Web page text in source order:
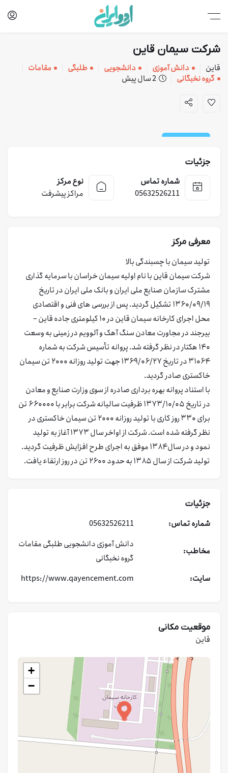
شرکت سیمان قاین
قاین دانش آموزی دانشجویی طلبگی
مقامات
گروه نخبگانی
کارخانه و خدمات
جزئیات
شماره تماس
05632526211
نوع مرکز
مراکز پیشرفت
معرفی مرکز
تولید سیمان با چسبندگی بالا
شرکت سیمان قاین با نام اولیه سیمان خراسان با سرمایه گذاری
مشترک سازمان صنایع ملی ایران و بانک ملی ایران در تاریخ
۱۳۶۰/۰۹/۱۹ تشکیل گردید. پس از بررسی های فنی و اقتصادی
محل اجرای کارخانه سیمان قاین در ۱۰ کیلومتری جاده قاین –
بیرجند در مجاورت معادن سنگ آهک و آلوویم در زمینی به وسعت
۱۴۰ هکتار در نظر گرفته شد. پروانه تأسیس شرکت به شماره
۳۱۰۶۴ در تاریخ ۱۳۶۹/۰۶/۲۷ جهت تولید روزانه ۲۰۰۰ تن سیمان
خاکستری صادر گردید.
با استناد پروانه بهره برداری صادره از سوی وزارت صنایع و معادن
در تاریخ ۱۳۷۳/۱۰/۰۵ ظرفیت سالیانه شرکت برابر با ۶۶۰۰۰۰ تن
برای ۳۳۰ روز کاری با تولید روزانه ۲۰۰۰ تن سیمان خاکستری در
نظر گرفته شده است. شرکت از اواخر سال ۱۳۷۳ آغاز به تولید
نمود و در سال ۱۳۸۴ موفق به اجرای طرح افزایش ظرفیت گردید.
تولید شرکت از سال ۱۳۸۵ به حدود ۲۶۰۰ تن در روز ارتقاء یافت.
جزئیات
شماره تماس: 05632526211
مخاطب:
دانش آموزیدانشجوییطلبگیمقامات
گروه نخبگانی
سایت:
https://www.qayencement.com
موقعیت مکانی
قاین
+
−